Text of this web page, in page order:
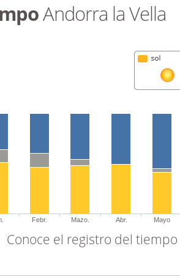
Andorra la Vella
Febr. Mazo. Abr. Mayo
Conoce el registro del